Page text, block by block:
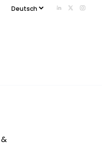
Add us on
Follow
&